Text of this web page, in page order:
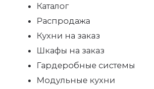
Каталог
Распродажа
Кухни на заказ
Шкафы на заказ
Гардеробные системы
Модульные кухни